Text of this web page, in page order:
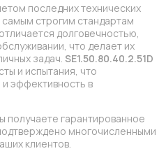
последних технических
строгим стандартам
отличается долговечностью,
что делает их
задач. SE1.50.80.40.2.51D
и испытания, что
эффективность в
получаете гарантированное
многочисленными
клиентов.